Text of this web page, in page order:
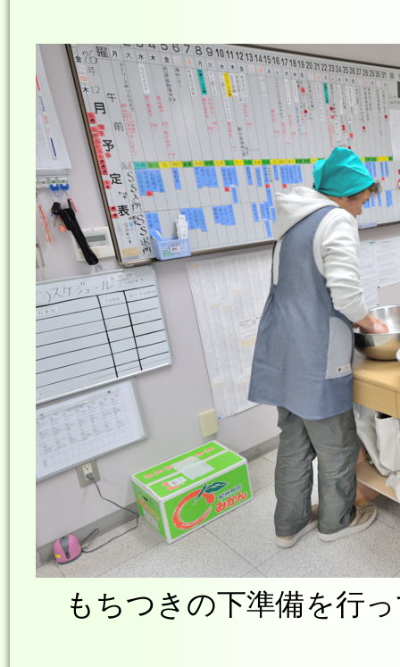
もちつきの下準備を行